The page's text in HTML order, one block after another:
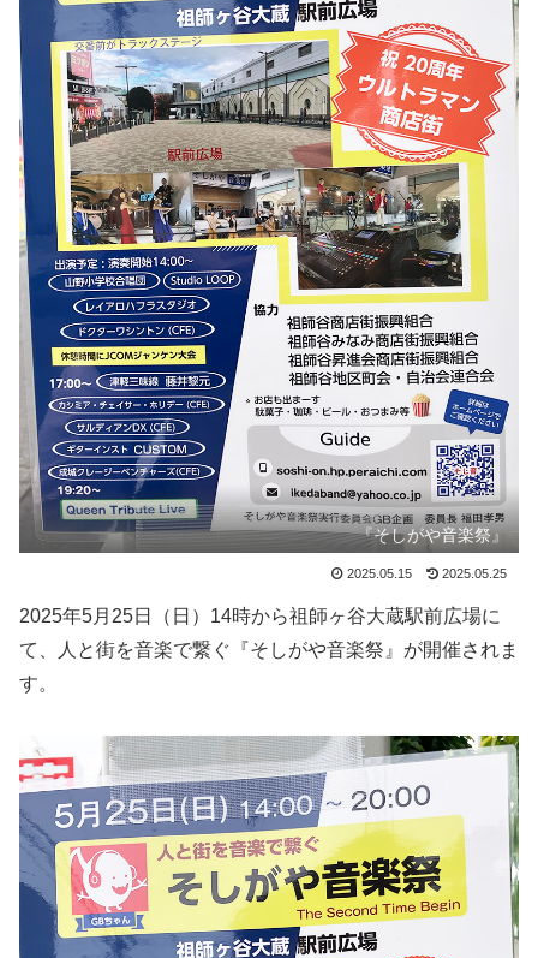
『そしがや音楽祭』
2025.05.15 2025.05.25
2025年5月25日（日）14時から祖師ヶ谷大蔵駅前広場に
て、人と街を音楽で繋ぐ『そしがや音楽祭』が開催されま
す。